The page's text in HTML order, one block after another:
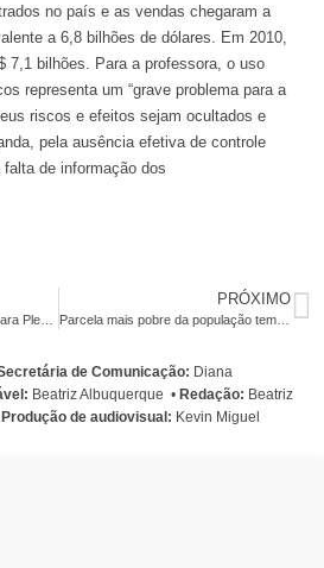
no país e as vendas chegaram a
a 6,8 bilhões de dólares. Em 2010,
7,1 bilhões. Para a professora, o uso
representa um “grave problema para a
riscos e efeitos sejam ocultados e
pela ausência efetiva de controle
de informação dos
PRÓXIMO
Parcela mais pobre da população tem dieta restrita, diz IBGE
de Comunicação: Diana
Beatriz Albuquerque • Redação: Beatriz
Produção de audiovisual: Kevin Miguel